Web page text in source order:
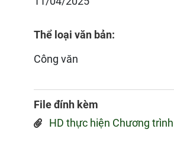
Thể loại văn bản:
Công văn
File đính kèm
HD thực hiện Chương